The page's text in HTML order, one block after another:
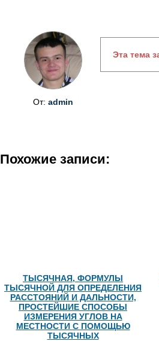
От: admin
Эта тема
Похожие записи:
ТЫСЯЧНАЯ, ФОРМУЛЫ
ТЫСЯЧНОЙ ДЛЯ ОПРЕДЕЛЕНИЯ
РАССТОЯНИЙ И ДАЛЬНОСТИ,
ПРОСТЕЙШИЕ СПОСОБЫ
ИЗМЕРЕНИЯ УГЛОВ НА
МЕСТНОСТИ С ПОМОЩЬЮ
ТЫСЯЧНЫХ